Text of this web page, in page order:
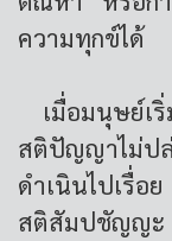
ความทุกข์ได้
เมื่อมนุษย์เ
สติปัญญาไม่ป
ดำเนินไปเ
สติสัมปชัญญ